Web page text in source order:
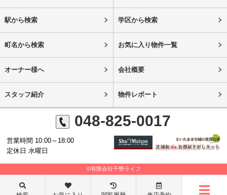
駅から検索 学区から検索
町名から検索 お気に入り物件一覧
オーナー様へ 会社概要
スタッフ紹介 物件レポート
048-825-0017
営業時間 10:00～18:00
定休日 水曜日
©有限会社千勢ライフ